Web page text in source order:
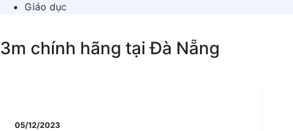
Giáo dục
3m chính hãng tại Đà Nẵng
05/12/2023